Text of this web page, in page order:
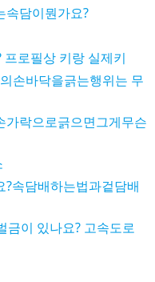
속담이뭔가요?
로필상 키랑 실제키
손바닥을긁는행위는 무
가락으로긁으면그게무슨
속담배하는법과겉담배
금이 있나요? 고속도로